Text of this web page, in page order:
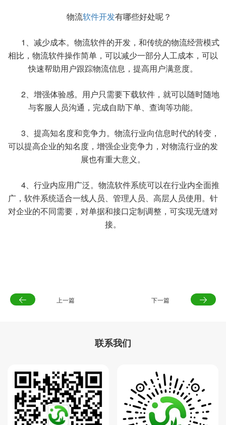
物流软件开发有哪些好处呢？
1、减少成本。物流软件的开发，和传统的物流经营模式
相比，物流软件操作简单，可以减少一部分人工成本，可以
快速帮助用户跟踪物流信息，提高用户满意度。
2、增强体验感。用户只需要下载软件，就可以随时随地
与客服人员沟通，完成自助下单、查询等功能。
3、提高知名度和竞争力。物流行业向信息时代的转变，
可以提高企业的知名度，增强企业竞争力，对物流行业的发
展也有重大意义。
4、行业内应用广泛。物流软件系统可以在行业内全面推
广，软件系统适合一线人员、管理人员、高层人员使用。针
对企业的不同需要，对单据和接口定制调整，可实现无缝对
接。
上一篇 下一篇
联系我们